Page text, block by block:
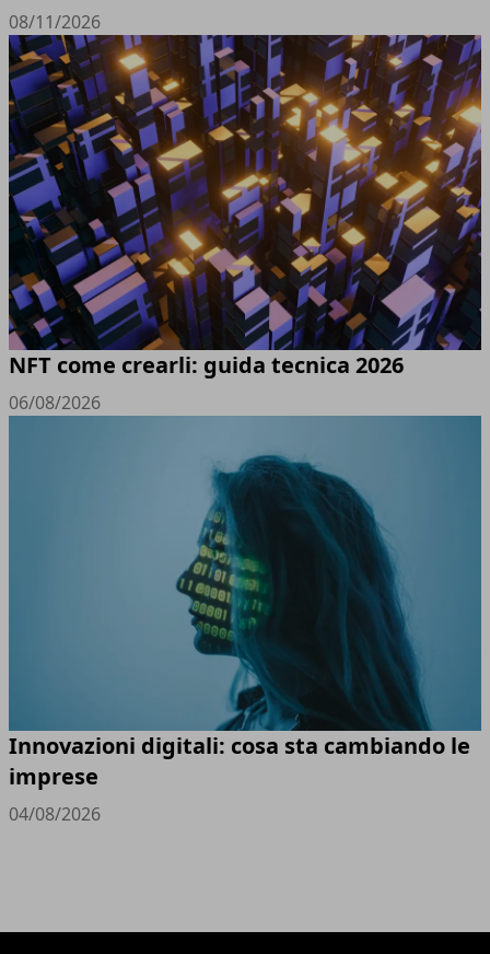
08/11/2026
NFT come crearli: guida tecnica 2026
06/08/2026
Innovazioni digitali: cosa sta cambiando le
imprese
04/08/2026